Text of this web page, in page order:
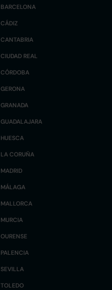
BARCELONA
CÁDIZ
CANTABRIA
CIUDAD REAL
CÓRDOBA
GERONA
GRANADA
GUADALAJARA
HUESCA
LA CORUÑA
MADRID
MÁLAGA
MALLORCA
MURCIA
OURENSE
PALENCIA
SEVILLA
TOLEDO